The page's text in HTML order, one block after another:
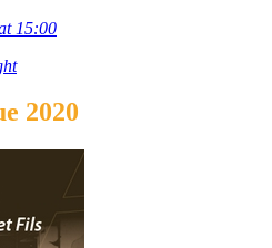
15:00
2020